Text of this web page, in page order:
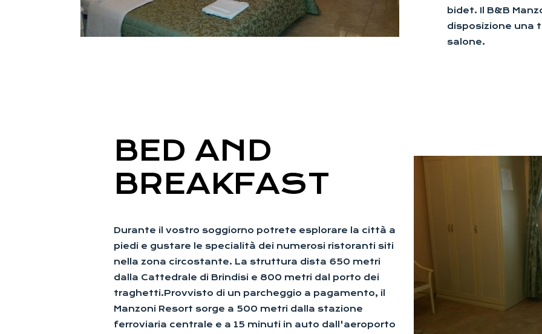
bidet. Il B&B
disposizione una
salone.
BED AND
BREAKFAST
Durante il vostro soggiorno potrete esplorare la città a
piedi e gustare le specialità dei numerosi ristoranti siti
nella zona circostante. La struttura dista 650 metri
dalla Cattedrale di Brindisi e 800 metri dal porto dei
traghetti.Provvisto di un parcheggio a pagamento, il
Manzoni Resort sorge a 500 metri dalla stazione
ferroviaria centrale e a 15 minuti in auto dall'aeroporto